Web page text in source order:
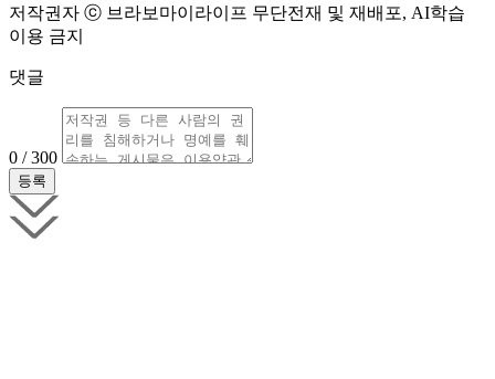
저작권자 ⓒ 브라보마이라이프 무단전재 및 재배포, AI학습
이용 금지
댓글
0 / 300